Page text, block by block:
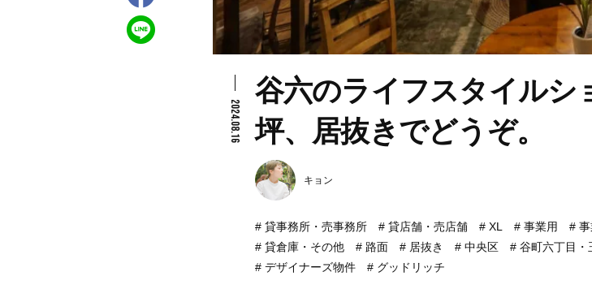
2024.08.16
谷六のライフスタイルシ
坪、居抜きでどうぞ。
キョン
貸事務所・売事務所 貸店舗・売店舗 XL 事業用
貸倉庫・その他
路面 居抜き 中央区 谷町六丁目・
デザイナーズ物件
グッドリッチ